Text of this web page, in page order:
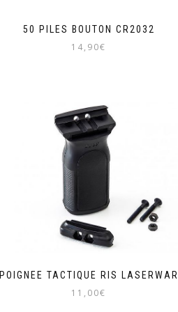
50 PILES BOUTON CR2032
14,90€
POIGNEE TACTIQUE RIS LASERWAR
11,00€